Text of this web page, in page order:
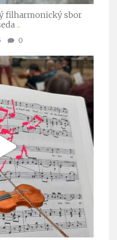
filharmonický sbor
...
0
Juli 23